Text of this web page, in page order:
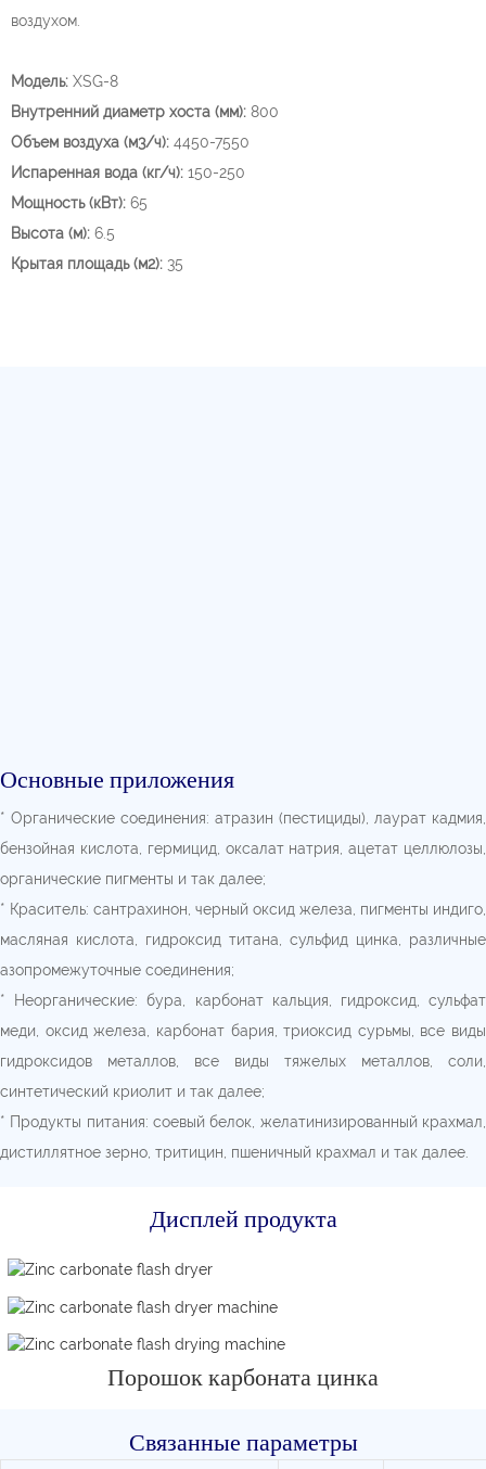
воздухом.
Модель: XSG-8
Внутренний диаметр хоста (мм): 800
Объем воздуха (м3/ч): 4450-7550
Испаренная вода (кг/ч): 150-250
Мощность (кВт): 65
Высота (м): 6.5
Крытая площадь (м2): 35
Основные приложения
* Органические соединения: атразин (пестициды), лаурат кадмия,
бензойная кислота, гермицид, оксалат натрия, ацетат целлюлозы,
органические пигменты и так далее;
* Краситель: сантрахинон, черный оксид железа, пигменты индиго,
масляная кислота, гидроксид титана, сульфид цинка, различные
азопромежуточные соединения;
* Неорганические: бура, карбонат кальция, гидроксид, сульфат
меди, оксид железа, карбонат бария, триоксид сурьмы, все виды
гидроксидов металлов, все виды тяжелых металлов, соли,
синтетический криолит и так далее;
* Продукты питания: соевый белок, желатинизированный крахмал,
дистиллятное зерно, тритицин, пшеничный крахмал и так далее.
Дисплей продукта
Порошок карбоната цинка
Связанные параметры